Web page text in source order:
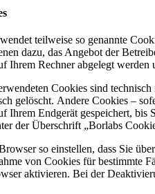
teilweise so genannte
dazu, das Angebot der
Ihrem Rechner abgelegt
Cookies sind
gelöscht. Andere Cookies –
Ihrem Endgerät gespeichert, bis
der Überschrift „Borlabs
so einstellen, dass Sie
von Cookies für bestimmte
aktivieren. Bei der